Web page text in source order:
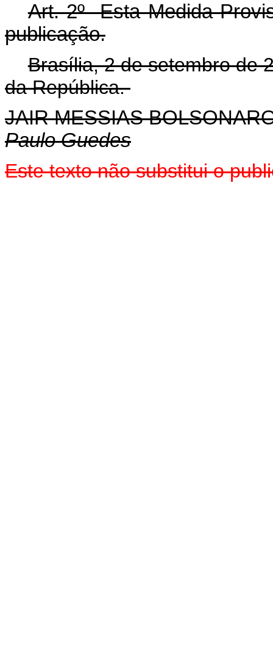
Art. 2º Esta Medida
publicação.
Brasília, 2 de setembro de
da República.
JAIR MESSIAS
Paulo Guedes
Este texto não substitui o